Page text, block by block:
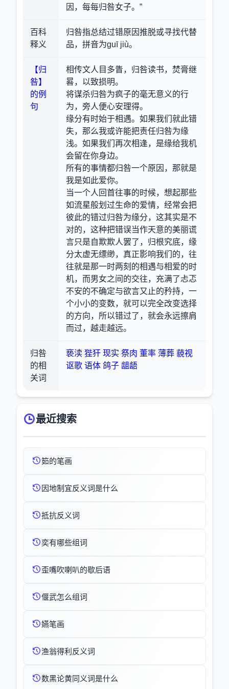
因，每每归咎女子。”
百科
释义
归咎指总结过错原因推脱或寻找代替
品，拼音为guī jiù。
【归
咎】
的例
句
相传文人目多眚，归咎读书，焚膏继
晷，以致损明。
将谋杀归咎为疯子的毫无意义的行
为，旁人便心安理得。
缘分有时始于相遇。如果我们就此错
失，那么我或许能把责任归咎为缘
浅。如果我们再次相逢，是缘给我机
会留在你身边。
所有的事情都归咎一个原因，那就是
我是如此爱你。
当一个人回首往事的时候，想起那些
如流星般划过生命的爱情，经常会把
彼此的错过归咎为缘分，这其实是不
对的，这种把错误当作天意的美丽谎
言只是自欺欺人罢了，归根究底，缘
分太虚无缥缈，真正影响我们的，往
往就是那一时两刻的相遇与相爱的时
机，而男女之间的交往，充满了忐忑
不安的不确定与欲言又止的矜持，一
个小小的变数，就可以完全改变选择
的方向，所以错过了，就会永远擦肩
而过，越走越远。
归咎
的相
关词
亵渎 狴犴 现实 祭肉 董率 薄葬 藐视
讴歌 语体 鸽子 龃龉
最近搜索
筎的笔画
因地制宜反义词是什么
抵抗反义词
奕有哪些组词
歪嘴吹喇叭的歇后语
偃武怎么组词
嬿笔画
渔翁得利反义词
数黑论黄同义词是什么